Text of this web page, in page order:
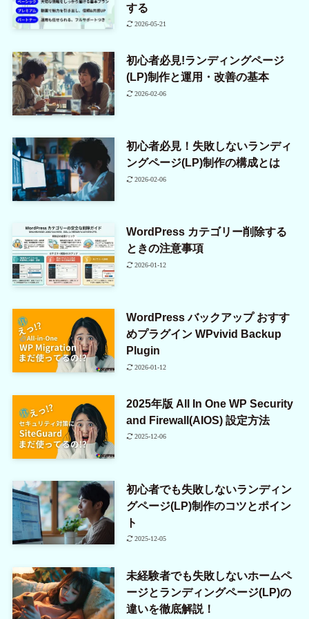
する
2026-05-21
初心者必見!ランディングページ
(LP)制作と運用・改善の基本
2026-02-06
初心者必見！失敗しないランディ
ングページ(LP)制作の構成とは
2026-02-06
WordPress カテゴリー削除する
ときの注意事項
2026-01-12
WordPress バックアップ おすす
めプラグイン WPvivid Backup
Plugin
2026-01-12
2025年版 All In One WP Security
and Firewall(AIOS) 設定方法
2025-12-06
初心者でも失敗しないランディン
グページ(LP)制作のコツとポイン
ト
2025-12-05
未経験者でも失敗しないホームペ
ージとランディングページ(LP)の
違いを徹底解説！